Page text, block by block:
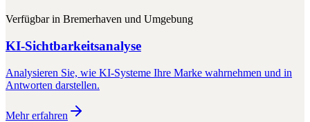
Verfügbar in Bremerhaven und Umgebung
KI-Sichtbarkeitsanalyse
Analysieren Sie, wie KI-Systeme Ihre Marke wahrnehmen und in
Antworten darstellen.
Mehr erfahren